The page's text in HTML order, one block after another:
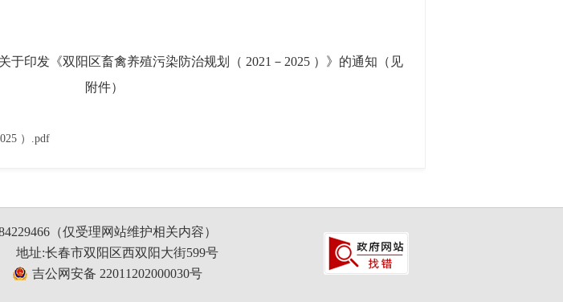
于印发《双阳区畜禽养殖污染防治规划（ 2021－2025 ）》的通知（见
附件）
）.pdf
（仅受理网站维护相关内容）
地址:长春市双阳区西双阳大街599号
吉公网安备 22011202000030号